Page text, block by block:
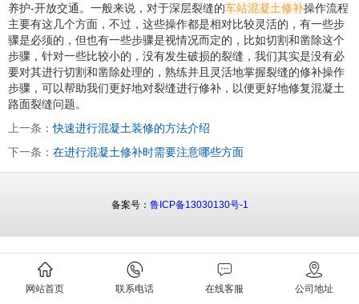
养护-开放交通。一般来说，对于深层裂缝的车站混凝土修补操作流程
主要有这几个方面，不过，这些操作都是相对比较灵活的，有一些步
骤是必须的，但也有一些步骤是视情况而定的，比如切割和凿除这个
步骤，针对一些比较小的，没有发生破损的裂缝，我们其实是没有必
要对其进行切割和凿除处理的，熟练并且灵活地掌握裂缝的修补操作
步骤，可以帮助我们更好地对裂缝进行修补，以便更好地修复混凝土
路面裂缝问题。
上一条：快速进行混凝土装修的方法介绍
下一条： 在进行混凝土修补时需要注意哪些方面
网站首页 联系电话 在线客服 公司地址
备案号： 鲁ICP备13030130号-1